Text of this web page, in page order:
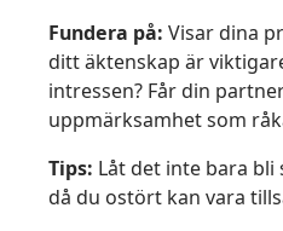
Fundera på: Visar dina
ditt äktenskap är
intressen? Får din
uppmärksamhet som
Tips: Låt det inte bara bli
då du ostört kan vara